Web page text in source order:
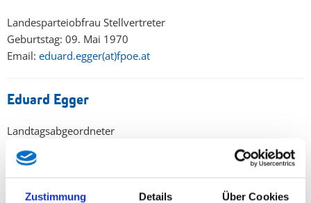
Zustimmung Details Über Cookies
Landesparteiobfrau Stellvertreter
Geburtstag: 09. Mai 1970
Email: eduard.egger(at)fpoe.at
Eduard Egger
Landtagsabgeordneter
Geburtstag: 09. Mai 1970
Email: